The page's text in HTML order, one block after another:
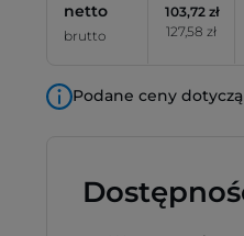
netto
brutto
103,72 zł
127,58 zł
Podane ceny